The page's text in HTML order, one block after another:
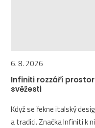
6. 8. 2026
Infiniti rozzáří
svěžesti
Když se řekne italský
a tradici. Značka Infiniti k